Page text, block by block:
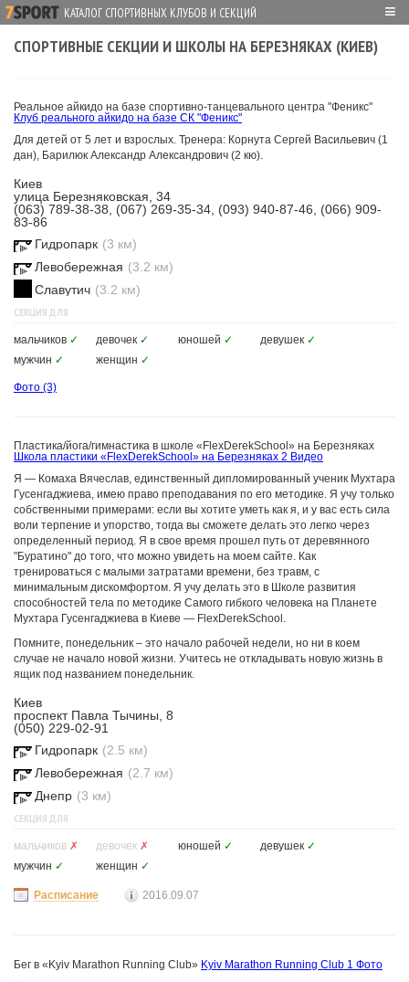
КАТАЛОГ СПОРТИВНЫХ КЛУБОВ И СЕКЦИЙ ≡
СПОРТИВНЫЕ СЕКЦИИ И ШКОЛЫ НА БЕРЕЗНЯКАХ (КИЕВ)
Реальное айкидо на базе спортивно-танцевального центра "Феникс"
Клуб реального айкидо на базе СК "Феникс"
Для детей от 5 лет и взрослых. Тренера: Корнута Сергей Васильевич (1
дан), Барилюк Александр Александрович (2 кю).
Киев
улица Березняковская, 34
(063) 789-38-38, (067) 269-35-34, (093) 940-87-46, (066) 909-
83-86
Гидропарк (3 км)
Левобережная (3.2 км)
Славутич (3.2 км)
СЕКЦИЯ ДЛЯ
мальчиков ✓ девочек ✓ юношей ✓ девушек ✓
мужчин ✓ женщин ✓
Фото (3)
Пластика/йога/гимнастика в школе «FlexDerekSchool» на Березняках
Школа пластики «FlexDerekSchool» на Березняках 2 Видео
Я — Комаха Вячеслав, единственный дипломированный ученик Мухтара
Гусенгаджиева, имею право преподавания по его методике. Я учу только
собственными примерами: если вы хотите уметь как я, и у вас есть сила
воли терпение и упорство, тогда вы сможете делать это легко через
определенный период. Я в свое время прошел путь от деревянного
"Буратино" до того, что можно увидеть на моем сайте. Как
тренироваться с малыми затратами времени, без травм, с
минимальным дискомфортом. Я учу делать это в Школе развития
способностей тела по методике Самого гибкого человека на Планете
Мухтара Гусенгаджиева в Киеве — FlexDerekSchool.
Помните, понедельник – это начало рабочей недели, но ни в коем
случае не начало новой жизни. Учитесь не откладывать новую жизнь в
ящик под названием понедельник.
Киев
проспект Павла Тычины, 8
(050) 229-02-91
Гидропарк (2.5 км)
Левобережная (2.7 км)
Днепр (3 км)
СЕКЦИЯ ДЛЯ
мальчиков ✗ девочек ✗ юношей ✓ девушек ✓
мужчин ✓ женщин ✓
Расписание 2016.09.07
Бег в «Kyiv Marathon Running Club» Kyiv Marathon Running Club 1 Фото